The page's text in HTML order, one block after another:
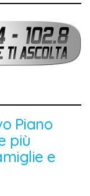
Piano
più
e